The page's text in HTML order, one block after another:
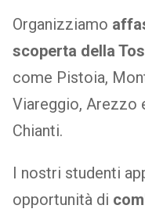
Organizziamo
scoperta della
come Pistoia,
Viareggio, Arezzo
Chianti.
I nostri studenti
opportunità di